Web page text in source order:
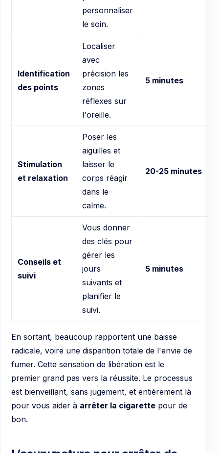
personnaliser
le soin.
Identification
des points
Localiser
avec
précision les
zones
réflexes sur
l'oreille.
5 minutes
Stimulation
et relaxation
Poser les
aiguilles et
laisser le
corps réagir
dans le
calme.
20-25 minutes
Conseils et
suivi
Vous donner
des clés pour
gérer les
jours
suivants et
planifier le
suivi.
5 minutes
En sortant, beaucoup rapportent une baisse
radicale, voire une disparition totale de l'envie de
fumer. Cette sensation de libération est le
premier grand pas vers la réussite. Le processus
est bienveillant, sans jugement, et entièrement là
pour vous aider à arrêter la cigarette pour de
bon.